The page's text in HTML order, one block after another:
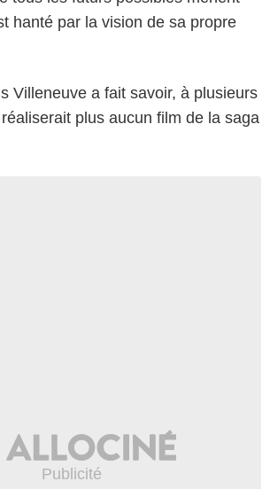
hanté par la vision de sa propre
Villeneuve a fait savoir, à plusieurs
plus aucun film de la saga